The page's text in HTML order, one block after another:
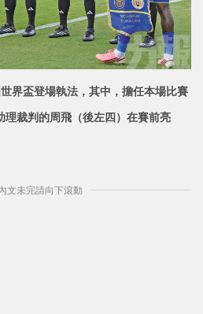
界盃登場執法，其中，擔任本場比賽
理裁判的周飛 （後左四）在賽前亮
文未完請向下滾動